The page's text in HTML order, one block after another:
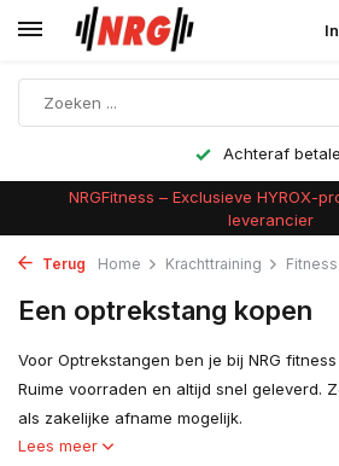
Achteraf
NRGFitness – Exclusieve HYROX-
leverancier
Terug Home Krachttraining
Een optrekstang kopen
Voor Optrekstangen ben je bij NRG
Ruime voorraden en altijd snel geleverd.
als zakelijke afname mogelijk.
Lees meer